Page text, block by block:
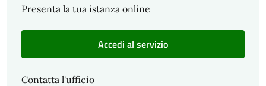
Presenta la tua istanza online
Accedi al servizio
Contatta l'ufficio